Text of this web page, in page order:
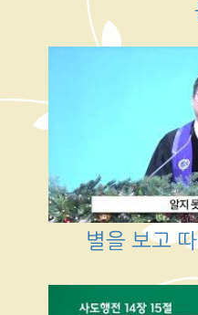
별을 보고